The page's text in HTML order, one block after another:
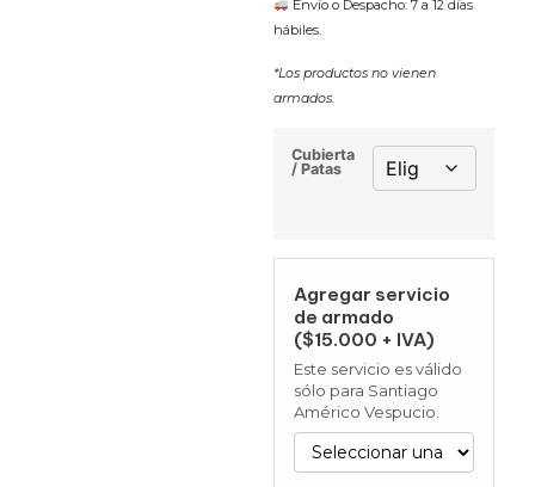
Envío o Despacho: 7 a 12 días
hábiles.
*Los productos no vienen
armados.
Cubierta
/ Patas
Agregar servicio
de armado
($15.000 + IVA)
Este servicio es válido
sólo para Santiago
Américo Vespucio.